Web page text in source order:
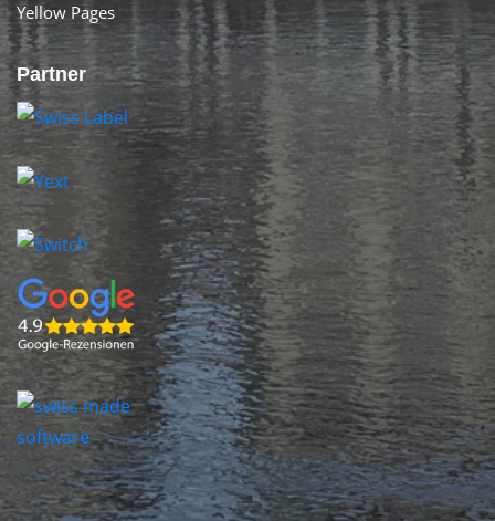
Yellow Pages
Partner